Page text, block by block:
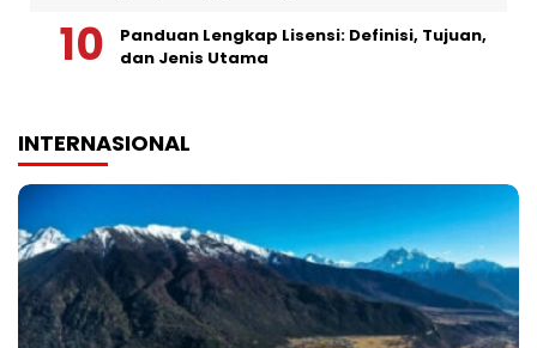
Panduan Lengkap Lisensi: Definisi, Tujuan,
dan Jenis Utama
INTERNASIONAL